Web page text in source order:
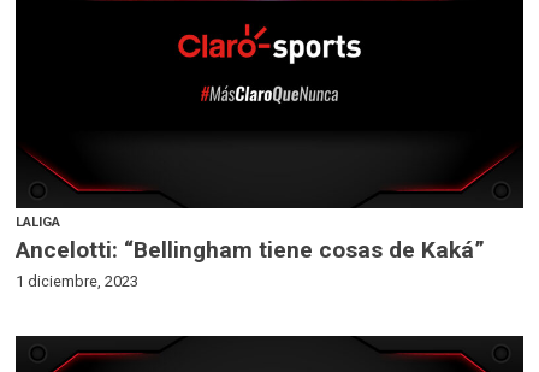
LALIGA
Ancelotti: “Bellingham tiene cosas de Kaká”
1 diciembre, 2023